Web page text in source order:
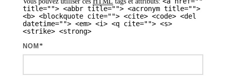
title=""> <abbr title=""> <acronym title="">
<b> <blockquote cite=""> <cite> <code> <del
datetime=""> <em> <i> <q cite=""> <s>
<strike> <strong>
NOM *